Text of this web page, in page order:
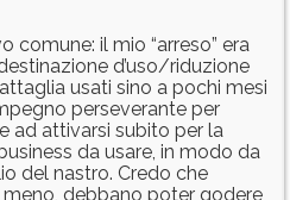
comune: il mio “arreso” era
d’uso/riduzione
usati sino a pochi mesi
perseverante per
ad attivarsi subito per la
da usare, in modo da
del nastro. Credo che
debbano poter godere